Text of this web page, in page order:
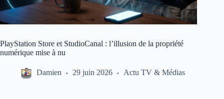
PlayStation Store et StudioCanal : l’illusion de la propriété
numérique mise à nu
Damien 29 juin 2026 Actu TV & Médias